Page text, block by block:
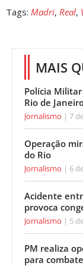
Tags: Madri, Real,
MAIS
Polícia
Rio de
Jornalismo 7
Operação
do Rio
Jornalismo 6
Acidente
provoca
Jornalismo 5
PM realiza
para